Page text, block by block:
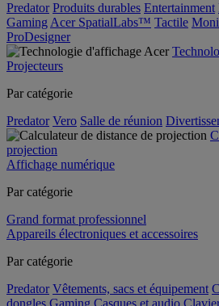
Predator Produits durables Entertainment
Gaming Acer SpatialLabs™ Tactile
ProDesigner
Projecteurs
Par catégorie
Predator Vero Salle de réunion
projection
Affichage numérique
Par catégorie
Grand format professionnel
Appareils électroniques et accessoires
Par catégorie
Predator Vêtements, sacs et équipement
dongles Gaming Casques et audio